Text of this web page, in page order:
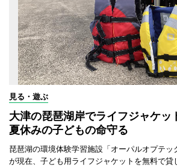
見る・遊ぶ
大津の琵琶湖岸でライフジャケ
夏休みの子どもの命守る
琵琶湖の環境体験学習施設「オーパルオプテッ
が現在、子ども用ライフジャケットを無料で貸